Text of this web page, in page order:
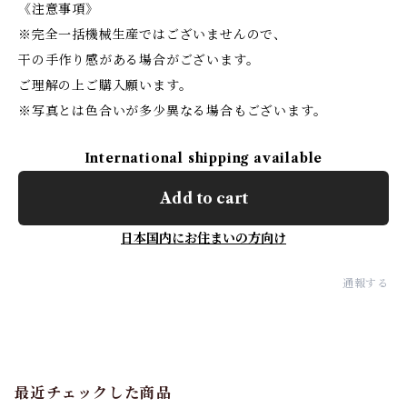
《注意事項》
※完全一括機械生産ではございませんので、
干の手作り感がある場合がございます。
ご理解の上ご購入願います。
※写真とは色合いが多少異なる場合もございます。
International shipping available
Add to cart
日本国内にお住まいの方向け
通報する
最近チェックした商品